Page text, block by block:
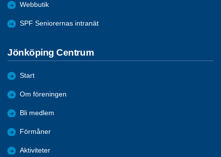
Webbutik
SPF Seniorernas intranät
Jönköping Centrum
Start
Om föreningen
Bli medlem
Förmåner
Aktiviteter